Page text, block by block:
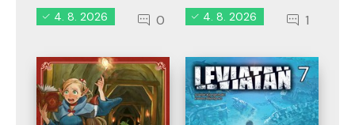
4. 8. 2026 0 4. 8. 2026 1